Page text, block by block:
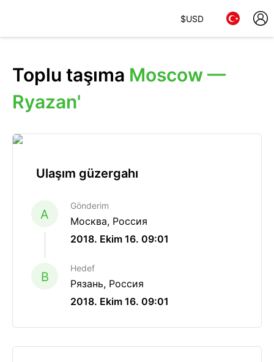
$USD
Toplu taşıma Moscow —
Ryazan'
Ulaşım güzergahı
A
Gönderim
Москва, Россия
2018. Ekim 16. 09:01
B
Hedef
Рязань, Россия
2018. Ekim 16. 09:01